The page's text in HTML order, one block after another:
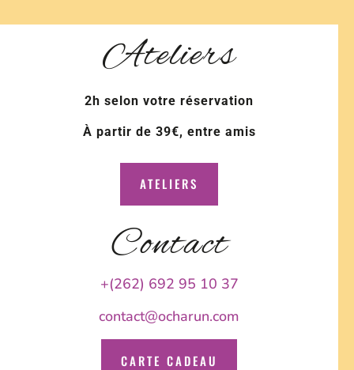
Ateliers
2h selon votre réservation
À partir de 39€, entre amis
ATELIERS
Contact
+(262) 692 95 10 37
contact@ocharun.com
CARTE CADEAU